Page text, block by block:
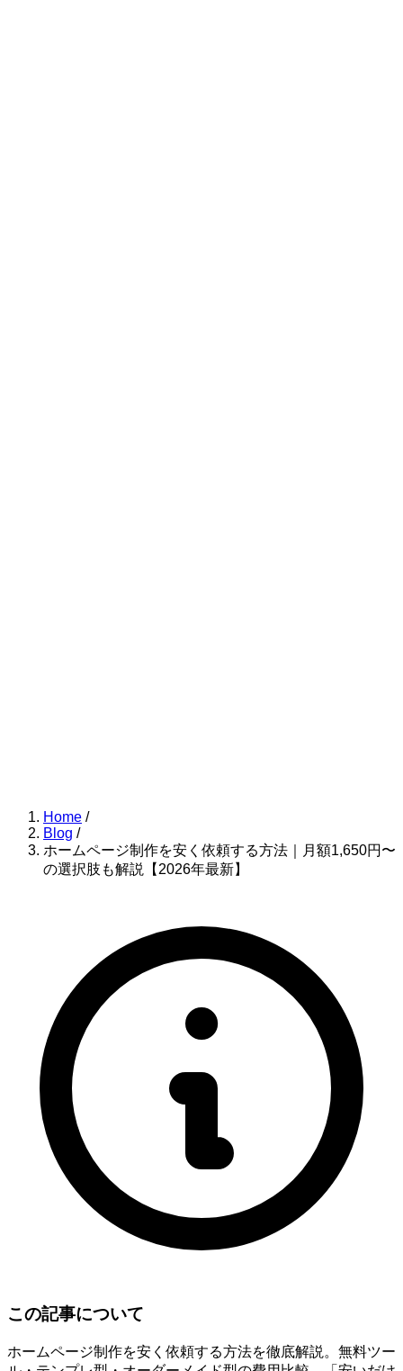
Home /
Blog /
ホームページ制作を安く依頼する方法｜月額1,650円〜
の選択肢も解説【2026年最新】
この記事について
ホームページ制作を安く依頼する方法を徹底解説。無料ツー